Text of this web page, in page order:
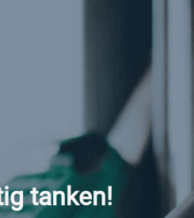
tanken!